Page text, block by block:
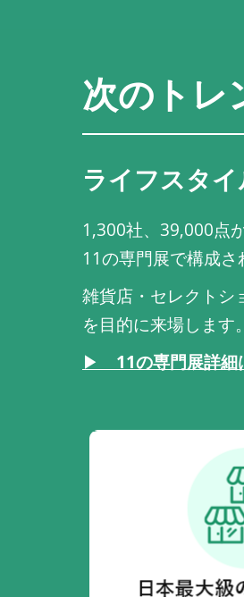
次のトレ
ライフスタ
1,300社、39,000点
11の専門展で構成さ
雑貨店・セレクトシ
を目的に来場します
▶ 11の専門展詳細